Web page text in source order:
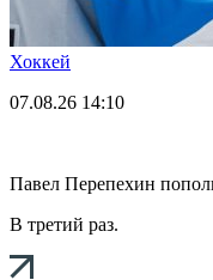
Хоккей
07.08.26 14:10
Павел Перепехин
В третий раз.